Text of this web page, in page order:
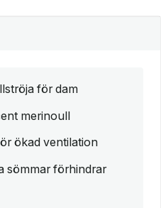
för dam
merinoull
ökad ventilation
sömmar förhindrar